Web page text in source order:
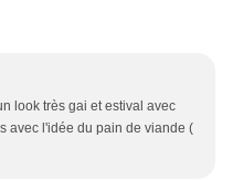
look très gai et estival avec
avec l'idée du pain de viande (